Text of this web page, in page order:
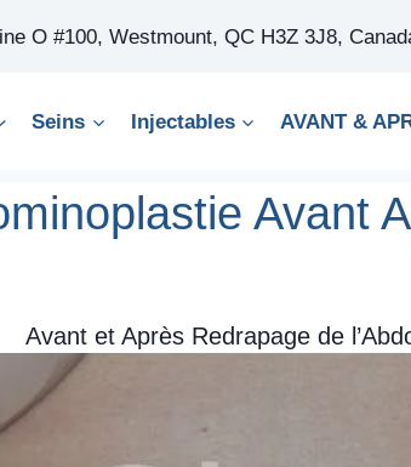
O #100, Westmount, QC H3Z 3J8,
Seins Injectables AVANT &
Avant
Avant et Après Redrapage de